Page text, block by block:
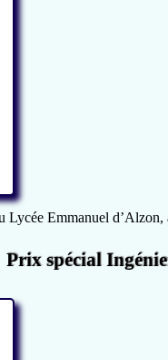
Lycée Emmanuel
Prix spécial